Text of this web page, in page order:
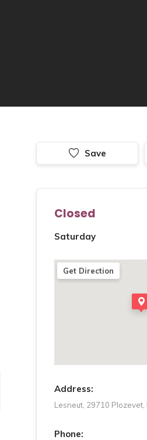
Save
Closed
Saturday
Get Direction
Address:
Lesneut, 29710 Plozevet,
Phone: